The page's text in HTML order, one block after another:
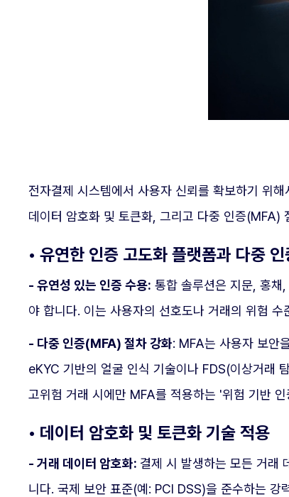
전자결제 시스템에서 사용자 신뢰를 확보하기 위
데이터 암호화 및 토큰화, 그리고 다중 인증(MFA)
• 유연한 인증 고도화 플랫폼과 다중
- 유연성 있는 인증 수용: 통합 솔루션은 지문, 홍채
야 합니다. 이는 사용자의 선호도나 거래의 위험
- 다중 인증(MFA) 절차 강화: MFA는 사용자 보안
eKYC 기반의 얼굴 인식 기술이나 FDS(이상거래
고위험 거래 시에만 MFA를 적용하는 '위험 기반
• 데이터 암호화 및 토큰화 기술 적용
- 거래 데이터 암호화: 결제 시 발생하는 모든 거래
니다. 국제 보안 표준(예: PCI DSS)을 준수하는 강